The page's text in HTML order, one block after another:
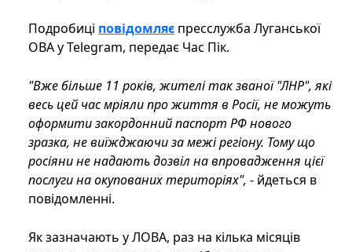
Подробиці повідомляє пресслужба Луганської
ОВА у Telegram, передає Час Пік.
"Вже більше 11 років, жителі так званої "ЛНР", які
весь цей час мріяли про життя в Росії, не можуть
оформити закордонний паспорт РФ нового
зразка, не виїжджаючи за межі регіону. Тому що
росіяни не надають дозвіл на впровадження цієї
послуги на окупованих територіях", - йдеться в
повідомленні.
Як зазначають у ЛОВА, раз на кілька місяців